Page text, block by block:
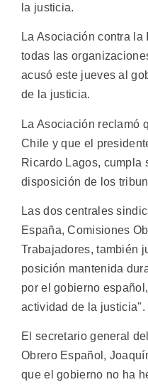
la justicia.
La Asociación contra la
todas las
acusó este jueves al
de la justicia.
La Asociación reclamó
Chile y que el
Ricardo Lagos, cumpla
disposición de los
Las dos centrales
España, Comisiones
Trabajadores, también
posición mantenida
por el gobierno
actividad de la justicia".
El secretario general
Obrero Español,
que el gobierno no ha